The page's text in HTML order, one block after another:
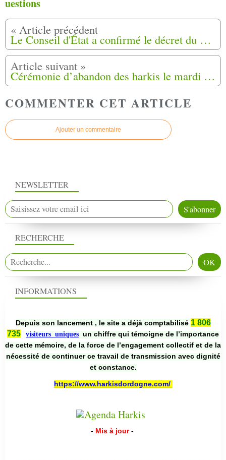
uestions
Le Conseil d'État a confirmé le décret du 20 mars 2025 et rejeté la demande d'annulation déposée par l'Association d'Ajir.
Cérémonie d’abandon des harkis le mardi 12 mai à Antonne-et-Trigonant (24)
COMMENTER CET ARTICLE
Ajouter un commentaire
NEWSLETTER
RECHERCHE
INFORMATIONS
Depuis son lancement , le site a déjà comptabilisé 1 806
735
visiteurs uniques un chiffre qui témoigne de l’importance
de cette mémoire, de la force de l’engagement collectif et de la
nécessité de continuer ce travail de transmission avec dignité
et constance.
https://www.harkisdordogne.com/
- Mis à jour -